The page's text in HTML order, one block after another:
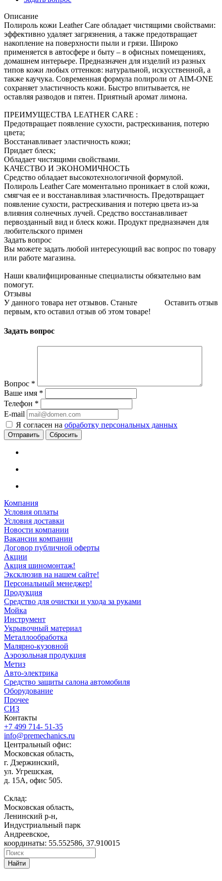
Описание
Полироль кожи Leather Сare обладает чистящими свойствами:
эффективно удаляет загрязнения, а также предотвращает
накопление на поверхности пыли и грязи. Широко
применяется в автосфере и быту – в офисных помещениях,
домашнем интерьере. Предназначен для изделий из разных
типов кожи любых оттенков: натуральной, искусственной, а
также каучука. Современная формула полироли от AIM-ONE
сохраняет эластичность кожи. Быстро впитывается, не
оставляя разводов и пятен. Приятный аромат лимона.
ПРЕИМУЩЕСТВА LEATHER CARE :
Предотвращает появление сухости, растрескивания, потерю
цвета;
Восстанавливает эластичность кожи;
Придает блеск;
Обладает чистящими свойствами.
КАЧЕСТВО И ЭКОНОМИЧНОСТЬ
Средство обладает высокотехнологичной формулой.
Полироль Leather Сare моментально проникает в слой кожи,
смягчая ее и восстанавливая эластичность. Предотвращает
появление сухости, растрескивания и потерю цвета из-за
влияния солнечных лучей. Средство восстанавливает
первозданный вид и блеск кожи. Продукт предназначен для
любительского примен
Задать вопрос
Вы можете задать любой интересующий вас вопрос по товару
или работе магазина.
Наши квалифицированные специалисты обязательно вам
помогут.
Отзывы
Оставить отзыв
У данного товара нет отзывов. Станьте
первым, кто оставил отзыв об этом товаре!
Задать вопрос
Вопрос *
Ваше имя *
Телефон *
E-mail
Я согласен на обработку персональных данных
Сбросить
Компания
Условия оплаты
Условия доставки
Новости компании
Вакансии компании
Договор публичной оферты
Акции
Акция шиномонтаж!
Эксклюзив на нашем сайте!
Персональный менеджер!
Продукция
Средство для очистки и ухода за руками
Мойка
Инструмент
Укрывочный материал
Металлообработка
Малярно-кузовной
Аэрозольная продукция
Метиз
Авто-электрика
Средство защиты салона автомобиля
Оборудование
Прочее
СИЗ
Контакты
+7 499 714- 51-35
info@premechanics.ru
Центральный офис:
Московская область,
г. Дзержинский,
ул. Угрешская,
д. 15А, офис 505.
Склад:
Московская область,
Ленинский р-н,
Индустриальный парк
Андреевское,
координаты: 55.552586, 37.910015
Найти